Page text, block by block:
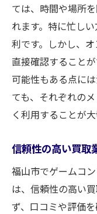
ては、時間や場所
れます。特に忙し
利です。しかし、
直接確認すること
可能性もある点に
ても、それぞれの
く利用することが大
信頼性の高い買取
福山市でゲームコ
は、信頼性の高い
ず、口コミや評価